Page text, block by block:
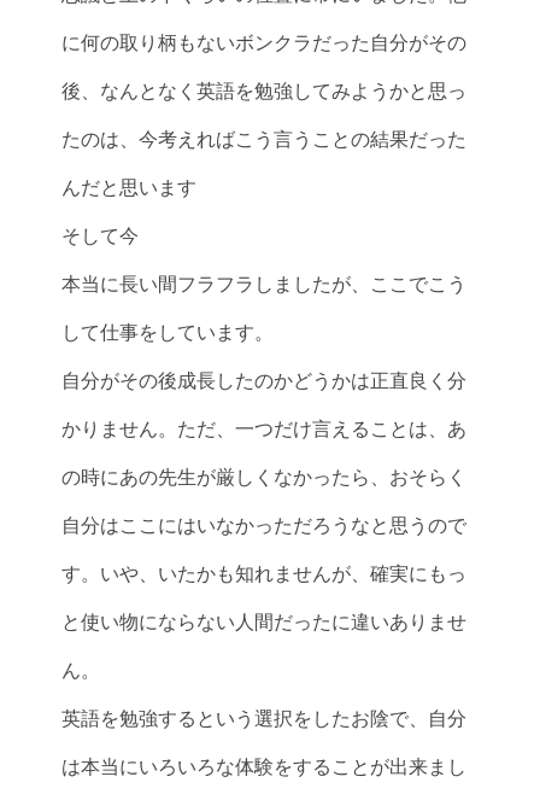
に何の取り柄もないボンクラだった自分がその
後、なんとなく英語を勉強してみようかと思っ
たのは、今考えればこう言うことの結果だった
んだと思います
そして今
本当に長い間フラフラしましたが、ここでこう
して仕事をしています。
自分がその後成長したのかどうかは正直良く分
かりません。ただ、一つだけ言えることは、あ
の時にあの先生が厳しくなかったら、おそらく
自分はここにはいなかっただろうなと思うので
す。いや、いたかも知れませんが、確実にもっ
と使い物にならない人間だったに違いありませ
ん。
英語を勉強するという選択をしたお陰で、自分
は本当にいろいろな体験をすることが出来まし